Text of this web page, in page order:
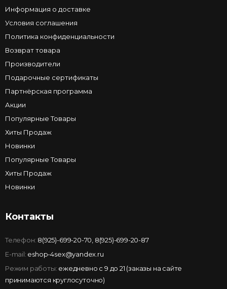
Информация о доставке
Условия соглашения
Политика конфиденциальности
Возврат товара
Производители
Подарочные сертификаты
Партнёрская программа
Акции
Популярные Товары
Хиты Продаж
Новинки
Популярные Товары
Хиты Продаж
Новинки
Контакты
Телефон: 8(925)-699-20-70 8(925)-699-20-87
E-mail: eshop-4sex@yandex.ru
Режим работы: ежедневно с 9 до 21 (заказы на сайте
принимаются круглосуточно)